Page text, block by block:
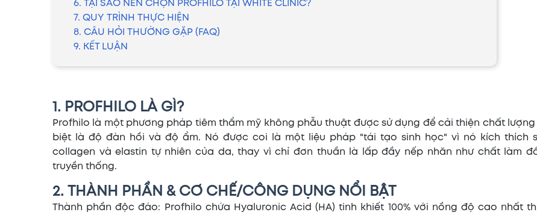
6. TẠI SAO NÊN CHỌN PROFHILO TẠI WHITE CLINIC?
7. QUY TRÌNH THỰC HIỆN
8. CÂU HỎI THƯỜNG GẶP (FAQ)
9. KẾT LUẬN
1. PROFHILO LÀ GÌ?
Profhilo là một phương pháp tiêm thẩm mỹ không phẫu thuật được sử dụng để cải thiện chất
biệt là độ đàn hồi và độ ẩm. Nó được coi là một liệu pháp "tái tạo sinh học" vì nó kích thích
collagen và elastin tự nhiên của da, thay vì chỉ đơn thuần là lấp đầy nếp nhăn như chất làm
truyền thống.
2. THÀNH PHẦN & CƠ CHẾ/CÔNG DỤNG NỔI BẬT
Thành phần độc đáo: Profhilo chứa Hyaluronic Acid (HA) tinh khiết 100% với nồng độ cao nhất